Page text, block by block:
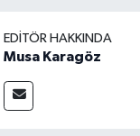
EDITÖR HAKKINDA
Musa Karagöz